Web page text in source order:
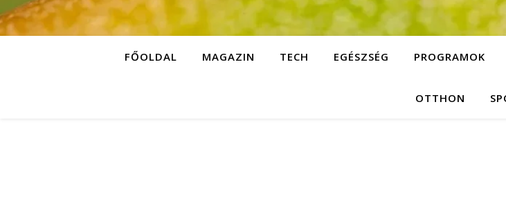
FŐOLDAL MAGAZIN TECH EGÉSZSÉG PROGRAMOK
OTTHON